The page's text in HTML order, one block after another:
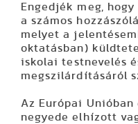
Engedjék meg,
a számos
melyet a
oktatásban)
iskolai testnevelés
megszilárdításáról
Az Európai
negyede elhízott